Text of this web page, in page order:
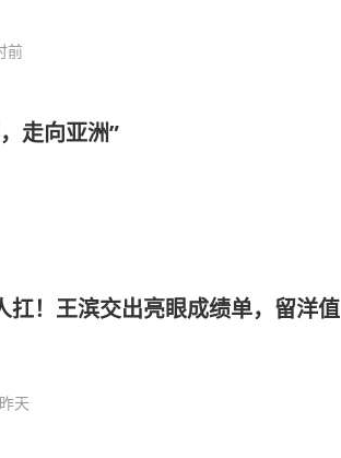
前
走向亚洲”
扛！王滨交出亮眼成绩单，留洋值
昨天